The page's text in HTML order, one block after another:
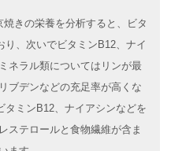
きの栄養を分析すると、ビタ
り、次いでビタミンB12、ナイ
ネラル類についてはリンが最
ブデンなどの充足率が高くな
タミンB12、ナイアシンなどを
ステロールと食物繊維が含ま